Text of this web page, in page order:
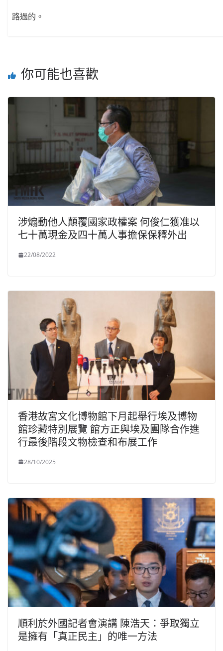
路過的。
你可能也喜歡
涉煽動他人顛覆國家政權案 何俊仁獲准以
七十萬現金及四十萬人事擔保保釋外出
22/08/2022
香港故宮文化博物館下月起舉行埃及博物
館珍藏特別展覽 館方正與埃及團隊合作進
行最後階段文物檢查和布展工作
28/10/2025
順利於外國記者會演講 陳浩天：爭取獨立
是擁有「真正民主」的唯一方法